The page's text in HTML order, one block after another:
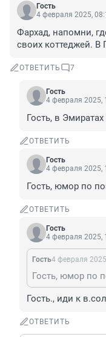
Гость
4 февраля 2025,
Фархад, напомни,
своих коттеджей. В
ОТВЕТИТЬ 7
Гость
4 февраля 2025,
Гость, в Эмиратах
ОТВЕТИТЬ
Гость
4 февраля 2025,
Гость, юмор по
ОТВЕТИТЬ
Гость
4 февраля 2025,
Гость4 февраля
Гость., иди к
ОТВЕТИТЬ